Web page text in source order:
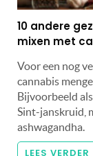
10 andere
mixen met
Voor een nog
cannabis
Bijvoorbeeld
Sint-janskruid,
ashwagandha.
LEES VERDER